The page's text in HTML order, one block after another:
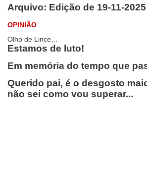
Arquivo: Edição de 19-11-2025
OPINIÃO
Olho de Lince…
Estamos de luto!
Em memória do tempo que
Querido pai, é o desgosto
não sei como vou superar...